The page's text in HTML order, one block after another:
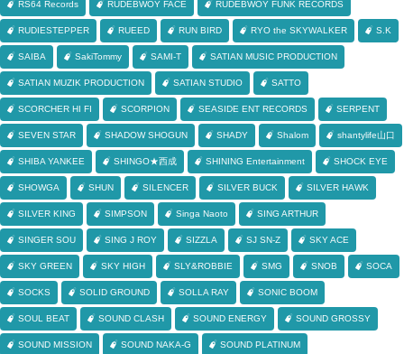
RS64 Records RUDEBWOY FACE RUDEBWOY FUNK RECORDS
RUDIESTEPPER RUEED RUN BIRD RYO the SKYWALKER S.K
SAIBA SakiTommy SAMI-T SATIAN MUSIC PRODUCTION
SATIAN MUZIK PRODUCTION SATIAN STUDIO SATTO
SCORCHER HI FI SCORPION SEASIDE ENT RECORDS SERPENT
SEVEN STAR SHADOW SHOGUN SHADY Shalom shantylife山口
SHIBA YANKEE SHINGO★西成 SHINING Entertainment SHOCK EYE
SHOWGA SHUN SILENCER SILVER BUCK SILVER HAWK
SILVER KING SIMPSON Singa Naoto SING ARTHUR
SINGER SOU SING J ROY SIZZLA SJ SN-Z SKY ACE
SKY GREEN SKY HIGH SLY&ROBBIE SMG SNOB SOCA
SOCKS SOLID GROUND SOLLA RAY SONIC BOOM
SOUL BEAT SOUND CLASH SOUND ENERGY SOUND GROSSY
SOUND MISSION SOUND NAKA-G SOUND PLATINUM